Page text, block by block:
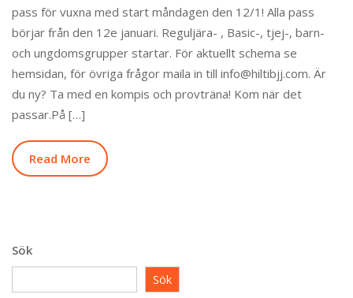
pass för vuxna med start måndagen den 12/1! Alla pass
börjar från den 12e januari. Reguljära- , Basic-, tjej-, barn-
och ungdomsgrupper startar. För aktuellt schema se
hemsidan, för övriga frågor maila in till info@hiltibjj.com. Är
du ny? Ta med en kompis och provträna! Kom när det
passar.På […]
Read More
Sök
Sök